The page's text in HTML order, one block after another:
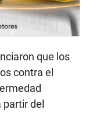
que los
contra el
del